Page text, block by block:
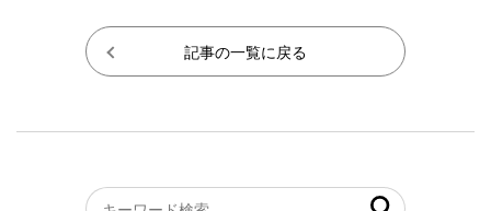
記事の一覧に戻る